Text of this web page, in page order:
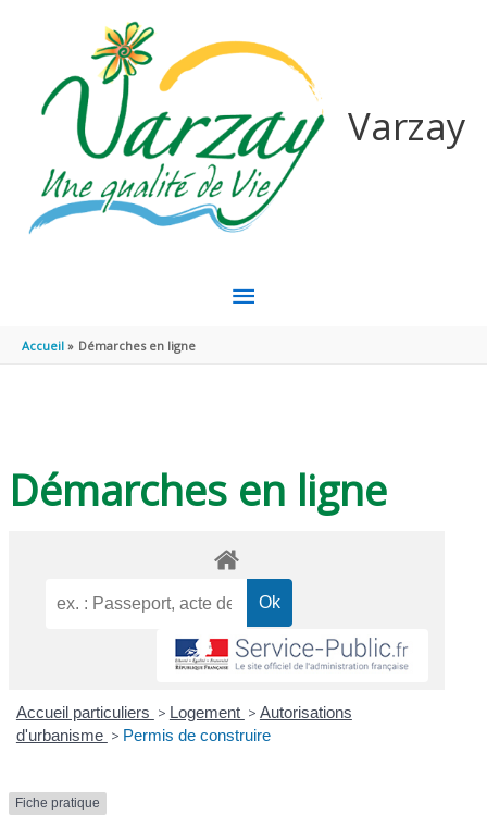
Varzay
MENU
Accueil Démarches en ligne
Démarches en ligne
Accueil particuliers > Logement > Autorisations
d'urbanisme > Permis de construire
Fiche pratique